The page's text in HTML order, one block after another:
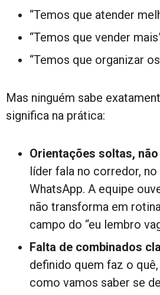
“Temos que atender
“Temos que vender
“Temos que organizar
Mas ninguém sabe
significa na prática:
Orientações soltas,
líder fala no corredor,
WhatsApp. A equipe
não transforma em
campo do “eu lembro
Falta de combinados
definido quem faz o
como vamos saber se